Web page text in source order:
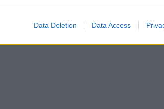
Data Deletion Data Access